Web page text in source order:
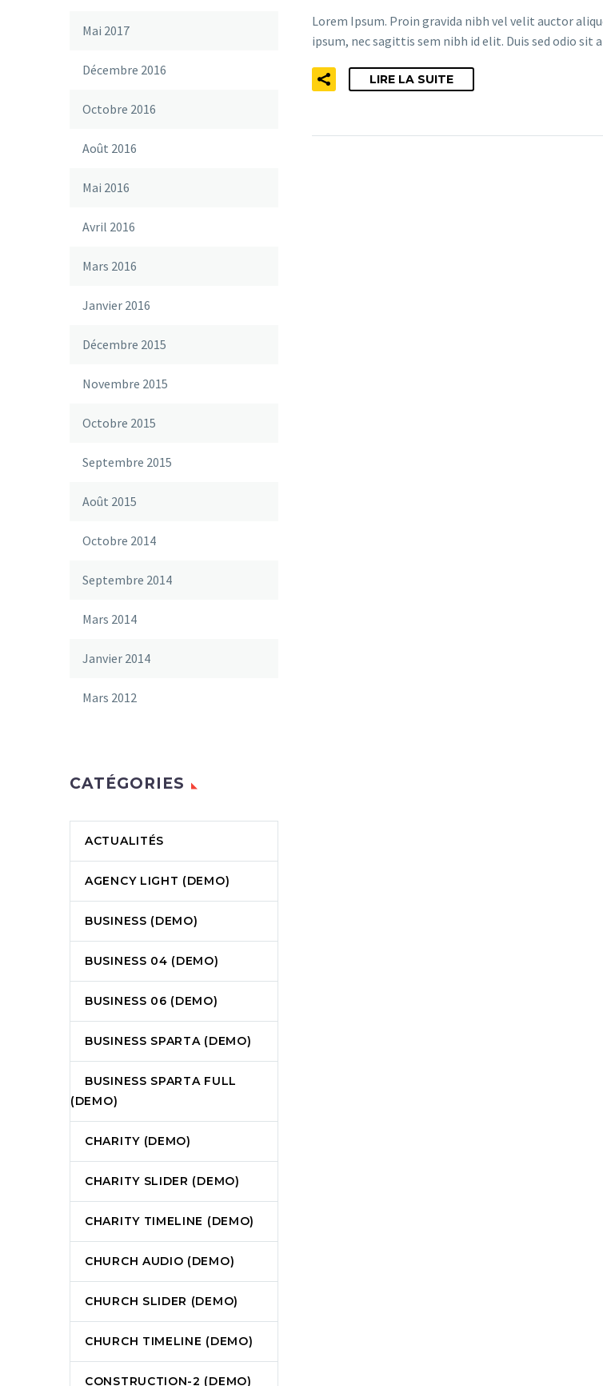
Lorem Ipsum. Proin gravida nibh vel velit auctor
ipsum, nec sagittis sem nibh id elit. Duis sed odio
LIRE LA SUITE
Mai 2017
Décembre 2016
Octobre 2016
Août 2016
Mai 2016
Avril 2016
Mars 2016
Janvier 2016
Décembre 2015
Novembre 2015
Octobre 2015
Septembre 2015
Août 2015
Octobre 2014
Septembre 2014
Mars 2014
Janvier 2014
Mars 2012
CATÉGORIES
ACTUALITÉS
AGENCY LIGHT (DEMO)
BUSINESS (DEMO)
BUSINESS 04 (DEMO)
BUSINESS 06 (DEMO)
BUSINESS SPARTA (DEMO)
BUSINESS SPARTA FULL
(DEMO)
CHARITY (DEMO)
CHARITY SLIDER (DEMO)
CHARITY TIMELINE (DEMO)
CHURCH AUDIO (DEMO)
CHURCH SLIDER (DEMO)
CHURCH TIMELINE (DEMO)
CONSTRUCTION-2 (DEMO)